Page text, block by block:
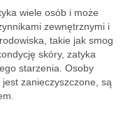
wiele osób i może
zewnętrznymi i
takie jak smog
skóry, zatyka
starzenia. Osoby
zanieczyszczone, są